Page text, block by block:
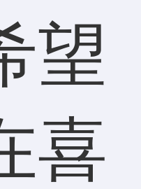
望
喜